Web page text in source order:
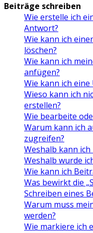
Beiträge schreiben
Wie erstelle ich
Antwort?
Wie kann ich
löschen?
Wie kann ich
anfügen?
Wie kann ich
Wieso kann ich
erstellen?
Wie bearbeite
Warum kann ich
zugreifen?
Weshalb kann
Weshalb wurde
Wie kann ich
Was bewirkt die
Schreiben eines
Warum muss
werden?
Wie markiere ich